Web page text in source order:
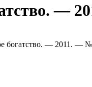
—
богатство. — 2011. —